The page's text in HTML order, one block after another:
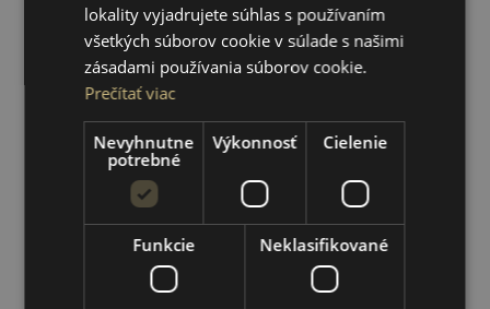
lokality vyjadrujete súhlas s používaním
všetkých súborov cookie v súlade s našimi
zásadami používania súborov cookie.
Prečítať viac
Nevyhnutne
potrebné
Výkonnosť Cielenie
Funkcie Neklasifikované